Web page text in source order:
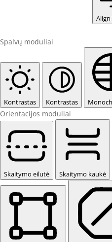
Spalvų moduliai
Kontrastas Kontrastas
Orientacijos moduliai
Skaitymo eilutė Skaitymo kaukė